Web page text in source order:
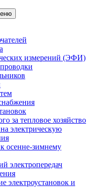
измерений (ЭФИ)
за тепловое хозяйство
электрическую
осенне-зимнему
электропередач
электроустановок и